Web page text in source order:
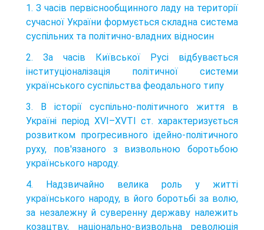
1. З часів первіснообщинного ладу на території
сучасної України формується складна система
суспільних та політично-владних відносин
2. За часів Київської Русі відбувається
інституціоналізація політичної системи
українського суспільства феодального типу
3. В історії суспільно-політичного життя в
Україні період XVI–XVTI ст. характеризується
розвитком прогресивного ідейно-політичного
руху, пов'язаного з визвольною боротьбою
українського народу.
4. Надзвичайно велика роль у житті
українського народу, в його боротьбі за волю,
за незалежну й суверенну державу належить
козацтву, національно-визвольна революція